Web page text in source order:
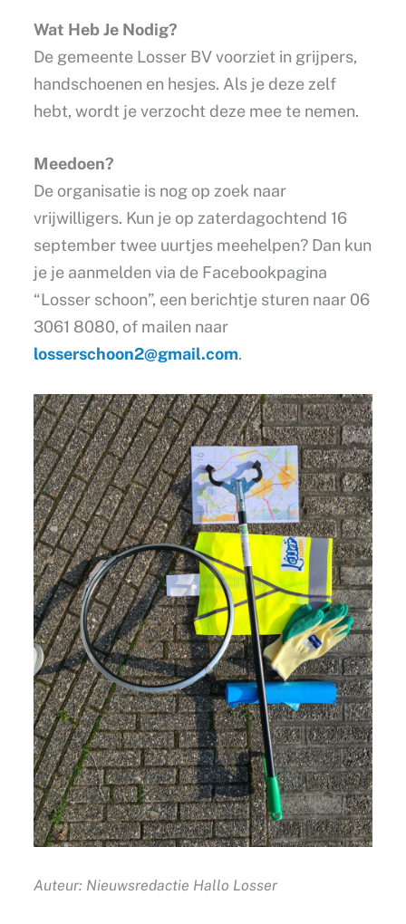
Wat Heb Je Nodig?
De gemeente Losser BV voorziet in grijpers,
handschoenen en hesjes. Als je deze zelf
hebt, wordt je verzocht deze mee te nemen.
Meedoen?
De organisatie is nog op zoek naar
vrijwilligers. Kun je op zaterdagochtend 16
september twee uurtjes meehelpen? Dan kun
je je aanmelden via de Facebookpagina
“Losser schoon”, een berichtje sturen naar 06
3061 8080, of mailen naar
losserschoon2@gmail.com.
Auteur: Nieuwsredactie Hallo Losser